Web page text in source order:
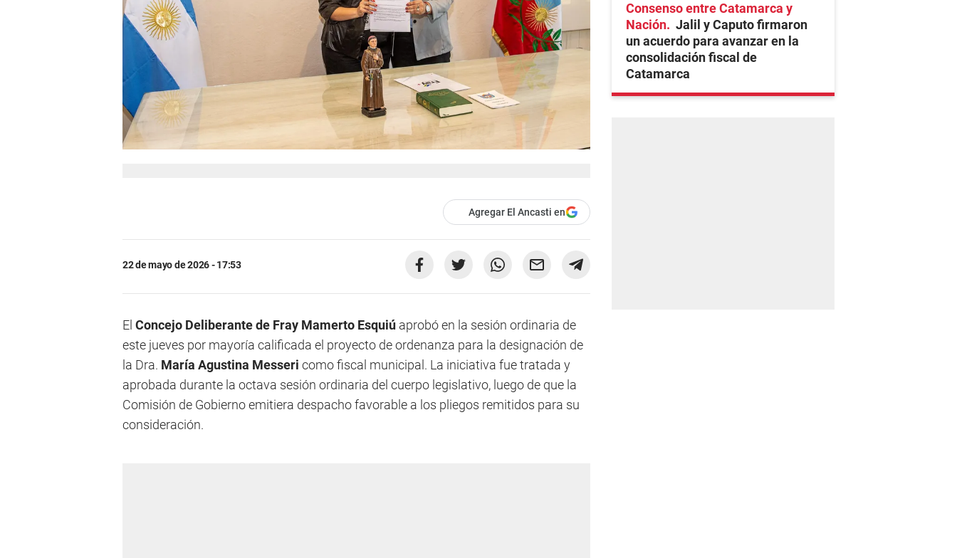
Agregar El Ancasti en
22 de mayo de 2026 - 17:53
El Concejo Deliberante de Fray Mamerto Esquiú aprobó en la sesión ordinaria de
este jueves por mayoría calificada el proyecto de ordenanza para la designación de
la Dra. María Agustina Messeri como fiscal municipal. La iniciativa fue tratada y
aprobada durante la octava sesión ordinaria del cuerpo legislativo, luego de que la
Comisión de Gobierno emitiera despacho favorable a los pliegos remitidos para su
consideración.
Consenso entre Catamarca y
Nación
Jalil y Caputo firmaron
un acuerdo para avanzar en la
consolidación fiscal de
Catamarca